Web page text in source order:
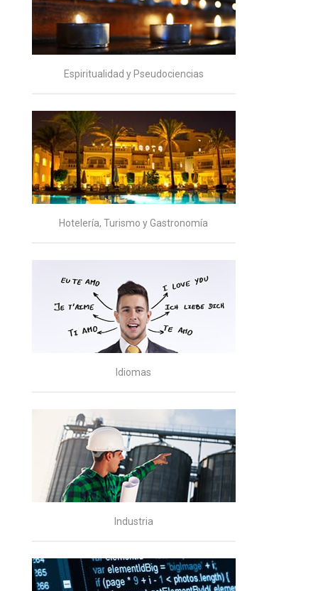
Espiritualidad y Pseudociencias
Hotelería, Turismo y Gastronomía
Idiomas
Industria